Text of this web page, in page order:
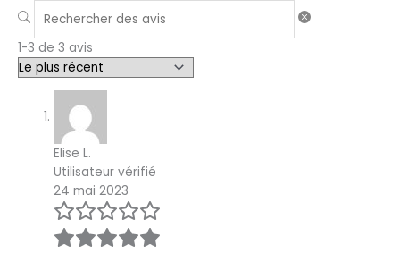
1-3 de 3 avis
Elise L.
Utilisateur vérifié
24 mai 2023